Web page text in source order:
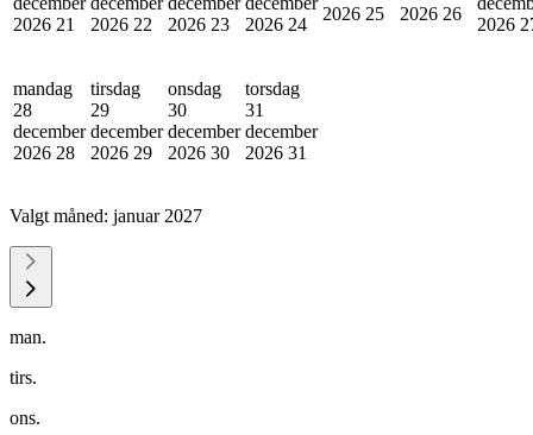
2026 21
2026 22
2026 23
2026 24
2026 25
2026 26
2026
mandag
28
december
2026 28
tirsdag
29
december
2026 29
onsdag
30
december
2026 30
torsdag
31
december
2026 31
Valgt måned: januar 2027
man.
tirs.
ons.